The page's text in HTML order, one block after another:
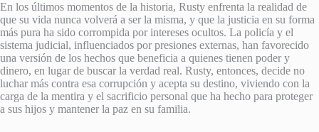
En los últimos momentos de la historia, Rusty enfrenta la realidad de
que su vida nunca volverá a ser la misma, y que la justicia en su forma
más pura ha sido corrompida por intereses ocultos. La policía y el
sistema judicial, influenciados por presiones externas, han favorecido
una versión de los hechos que beneficia a quienes tienen poder y
dinero, en lugar de buscar la verdad real. Rusty, entonces, decide no
luchar más contra esa corrupción y acepta su destino, viviendo con la
carga de la mentira y el sacrificio personal que ha hecho para proteger
a sus hijos y mantener la paz en su familia.